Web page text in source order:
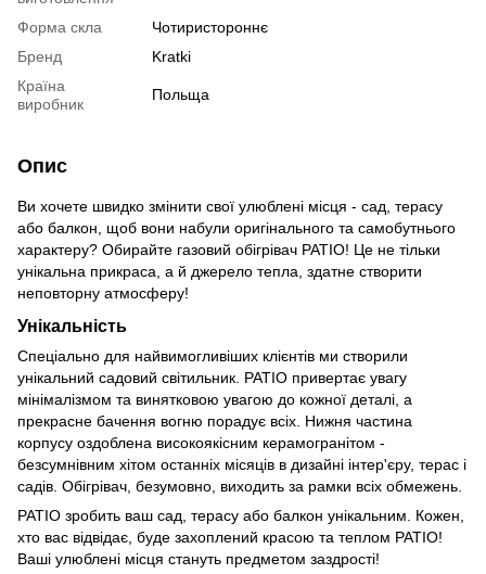
Форма скла
Чотиристороннє
Бренд
Kratki
Країна
виробник
Польща
Опис
Ви хочете швидко змінити свої улюблені місця - сад, терасу
або балкон, щоб вони набули оригінального та самобутнього
характеру? Обирайте газовий обігрівач PATIO! Це не тільки
унікальна прикраса, а й джерело тепла, здатне створити
неповторну атмосферу!
Унікальність
Спеціально для найвимогливіших клієнтів ми створили
унікальний садовий світильник. PATIO привертає увагу
мінімалізмом та винятковою увагою до кожної деталі, а
прекрасне бачення вогню порадує всіх. Нижня частина
корпусу оздоблена високоякісним керамогранітом -
безсумнівним хітом останніх місяців в дизайні інтер'єру, терас і
садів. Обігрівач, безумовно, виходить за рамки всіх обмежень.
PATIO зробить ваш сад, терасу або балкон унікальним. Кожен,
хто вас відвідає, буде захоплений красою та теплом PATIO!
Ваші улюблені місця стануть предметом заздрості!